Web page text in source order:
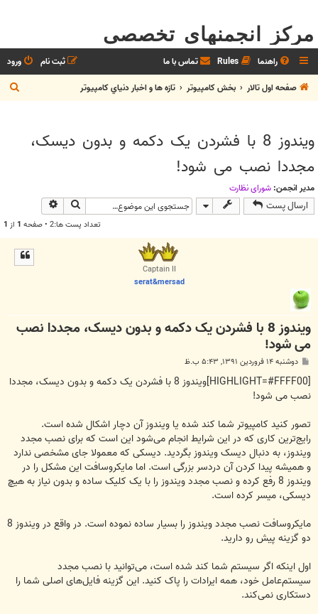
مرکز انجمنهای تخصصی
راهنما Rules تماس با ما ورود
ثبت نام
صفحه اول تالار
بخش كامپيوتر تازه ها و اخبار دنياي کامپيوتر
س
ویندوز 8 با فشردن یک دکمه و بدون دیسک،
مجددا نصب می شود!
مدیر انجمن: شوراي نظارت
ارسال پست جستجو
تعداد پست ها:2 • صفحه 1 از 1
Captain II
serat&mersad
ویندوز 8 با فشردن یک دکمه و بدون دیسک، مجددا نصب
می شود!
ت
دوشنبه ۱۴ فروردین ۱۳۹۱, ۵:۴۳ ب.ظ
[HIGHLIGHT=#FFFF00]ویندوز 8 با فشردن یک دکمه و بدون دیسک، مجددا
نصب می شود!
تصور کنید کامپیوتر شما کند شده یا ویندوز آن دچار اشکال شده است.
رایج‌ترین کاری که در این شرایط انجام می‌شود این است که برای نصب مجدد
ویندوز، به دنبال دیسک ویندوز بگردید. دیسکی که معمولا جای مشخصی ندارد
و همیشه پیدا کردن آن دردسر بزرگی است. اما مایکروسافت این مشکل را در
ویندوز 8 رفع کرده و نصب مجدد ویندوز را با یک کلیک ساده و بدون نیاز به هیچ
دیسکی، میسر کرده است.
مایکروسافت نصب مجدد ویندوز را بسیار ساده نموده است. در واقع در ویندوز 8
دو گزینه پیش رو دارید.
اول اینکه اگر سیستم شما کند شده است، می‌توانید با نصب مجدد
سیستم‌عامل خود، همه ایرادات را پاک کنید. این گزینه فایل‌های اصلی شما را
دستکاری نمی‌کند.